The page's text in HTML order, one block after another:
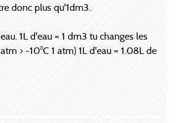
donc plus qu'1dm3.
1L d'eau = 1 dm3 tu changes les
> -10°C 1 atm) 1L d'eau = 1.08L de